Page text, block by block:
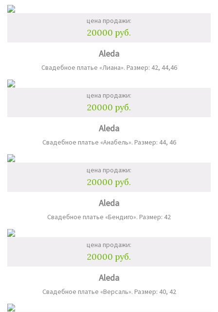
цена продажи:
20000 руб.
Aleda
Свадебное платье «Лиана». Размер: 42, 44,46
цена продажи:
20000 руб.
Aleda
Свадебное платье «Анабель». Размер: 44, 46
цена продажи:
20000 руб.
Aleda
Свадебное платье «Бендиго». Размер: 42
цена продажи:
20000 руб.
Aleda
Свадебное платье «Версаль». Размер: 40, 42